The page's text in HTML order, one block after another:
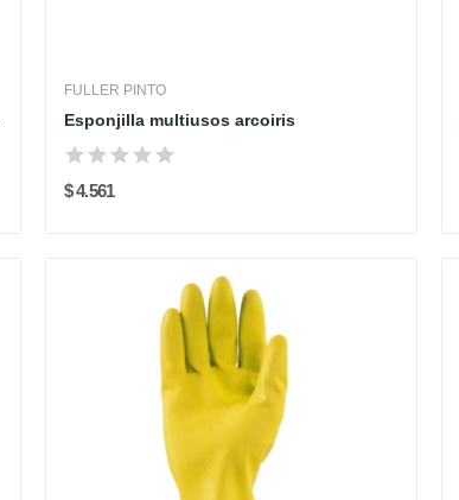
FULLER PINTO
Esponjilla multiusos arcoiris
$ 4.561